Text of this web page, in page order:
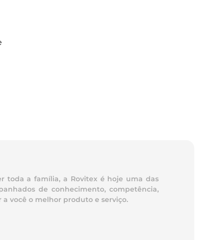
toda a família, a Rovitex é hoje uma das
de conhecimento, competência,
você o melhor produto e serviço.